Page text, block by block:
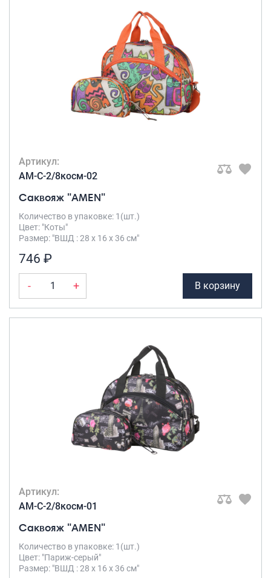
Рюкзаки школьные
Рюкзаки подростковые
Ранцы школьные
Рюкзаки детские
Рюкзаки туристические
Рюкзаки для охоты-рыбалки
Рюкзаки на колесах
Планшеты
Аксессуары
Чехлы для чемоданов
Артикул:
AM-C-2/8косм-02
Саквояж "AMEN"
Количество в упаковке: 1(шт.)
Цвет: "Коты"
Размер: "ВШД : 28 х 16 х 36 см"
746 ₽
- + В корзину
Артикул:
AM-C-2/8косм-01
Саквояж "AMEN"
Количество в упаковке: 1(шт.)
Цвет: "Париж-серый"
Размер: "ВШД : 28 х 16 х 36 см"